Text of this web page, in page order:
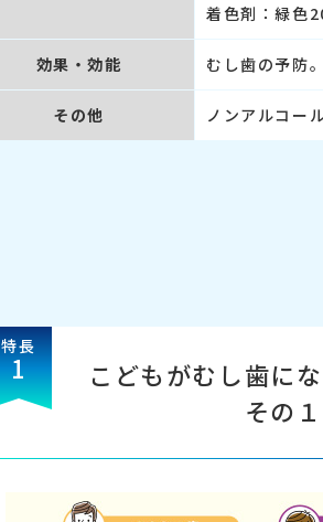
着色剤：緑色
効果・効能 むし歯の予防
その他 ノンアルコー
特長
1
こどもがむし歯に
その１